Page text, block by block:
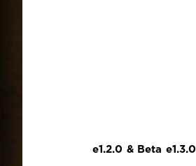
e1.2.0 & Beta e1.3.0